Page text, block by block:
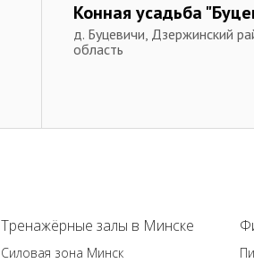
Конная усадьба
д. Буцевичи, Дзержинский
область
Тренажёрные залы в Минске
Силовая зона Минск